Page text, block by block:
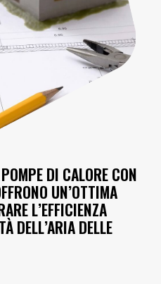
DI CALORE CON
UN’OTTIMA
L’EFFICIENZA
DELL’ARIA DELLE